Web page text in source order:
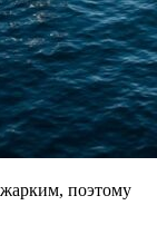
поэтому